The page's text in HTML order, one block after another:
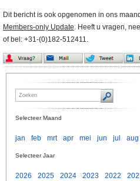
Dit bericht is ook opgenomen in ons
Members-only Update. Heeft u vragen,
of bel: +31-(0)182-512411.
Selecteer Maand
jan feb mrt apr mei jun jul aug
Selecteer Jaar
2026 2025 2024 2023 2022